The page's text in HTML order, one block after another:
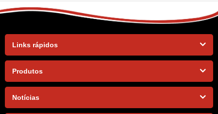
Links rápidos
Produtos
Notícias